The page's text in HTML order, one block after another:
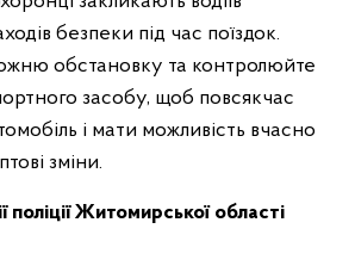
безпеки під час поїздок.
обстановку та контролюйте
засобу, щоб повсякчас
і мати можливість вчасно
зміни.
поліції Житомирської області